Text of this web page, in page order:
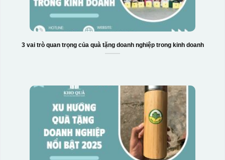
3 vai trò quan trọng của quà tặng doanh nghiệp trong kinh doanh